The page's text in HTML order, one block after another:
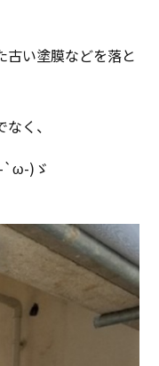
古い塗膜などを落と
く、
`ω-)ゞ